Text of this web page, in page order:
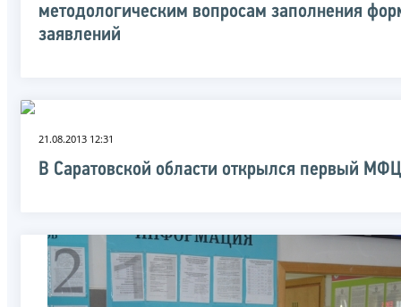
методологическим вопросам заполнения
заявлений
21.08.2013 12:31
В Саратовской области открылся первый МФЦ